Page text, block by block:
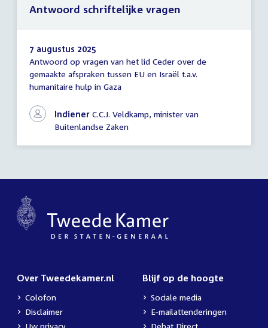
Antwoord
schriftelijke
vragen
7 augustus 2025
Antwoord op vragen van het lid Ceder over de
gemaakte afspraken tussen EU en Israël t.a.v.
humanitaire hulp in Gaza
Indiener C.C.J. Veldkamp, minister van
Buitenlandse Zaken
Antwoord schriftelijke vragen
Over Tweedekamer.nl
Colofon
Disclaimer
Uw privacy
Blijf op de hoogte
Sociale media
E-mailattenderingen
Debat Direct